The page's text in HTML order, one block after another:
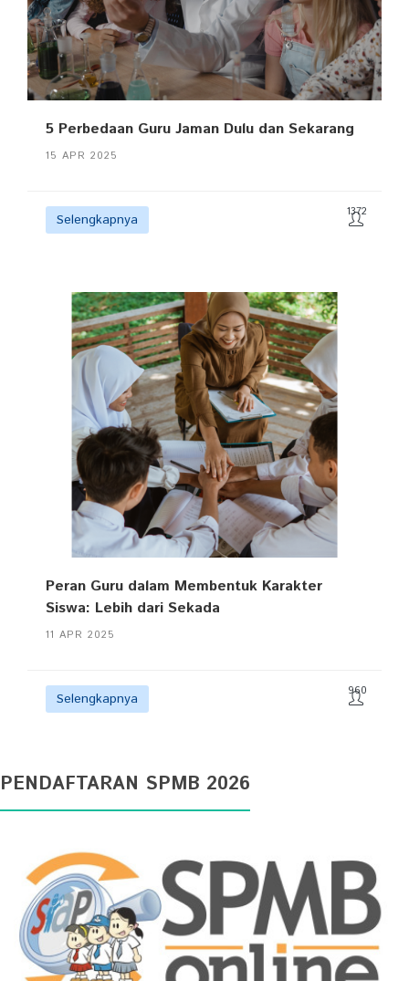
5 Perbedaan Guru Jaman Dulu dan Sekarang
15 APR 2025
Selengkapnya 1372
Peran Guru dalam Membentuk Karakter
Siswa: Lebih dari Sekada
11 APR 2025
Selengkapnya 960
PENDAFTARAN SPMB 2026